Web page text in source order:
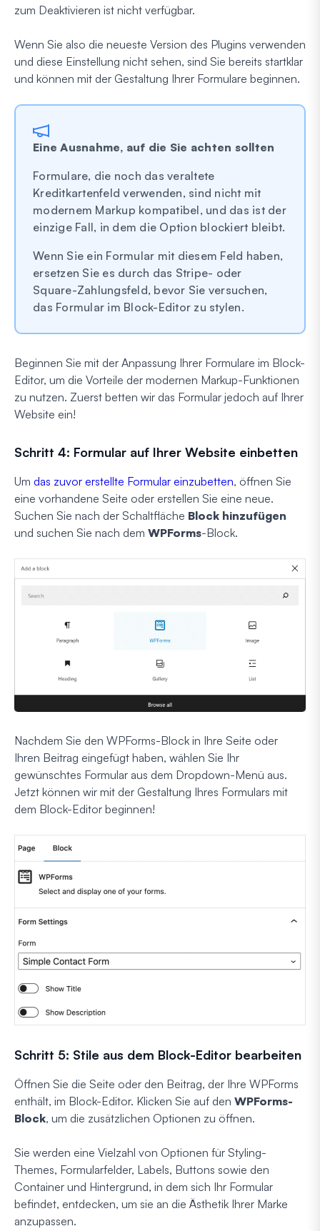
zum Deaktivieren ist nicht verfügbar.
Wenn Sie also die neueste Version des Plugins verwenden
und diese Einstellung nicht sehen, sind Sie bereits startklar
und können mit der Gestaltung Ihrer Formulare beginnen.
Eine Ausnahme, auf die Sie achten sollten
Formulare, die noch das veraltete
Kreditkartenfeld verwenden, sind nicht mit
modernem Markup kompatibel, und das ist der
einzige Fall, in dem die Option blockiert bleibt.
Wenn Sie ein Formular mit diesem Feld haben,
ersetzen Sie es durch das Stripe- oder
Square-Zahlungsfeld, bevor Sie versuchen,
das Formular im Block-Editor zu stylen.
Beginnen Sie mit der Anpassung Ihrer Formulare im Block-
Editor, um die Vorteile der modernen Markup-Funktionen
zu nutzen. Zuerst betten wir das Formular jedoch auf Ihrer
Website ein!
Schritt 4: Formular auf Ihrer Website einbetten
Um das zuvor erstellte Formular einzubetten, öffnen Sie
eine vorhandene Seite oder erstellen Sie eine neue.
Suchen Sie nach der Schaltfläche Block hinzufügen
und suchen Sie nach dem WPForms-Block.
Nachdem Sie den WPForms-Block in Ihre Seite oder
Ihren Beitrag eingefügt haben, wählen Sie Ihr
gewünschtes Formular aus dem Dropdown-Menü aus.
Jetzt können wir mit der Gestaltung Ihres Formulars mit
dem Block-Editor beginnen!
Schritt 5: Stile aus dem Block-Editor bearbeiten
Öffnen Sie die Seite oder den Beitrag, der Ihre WPForms
enthält, im Block-Editor. Klicken Sie auf den WPForms-
Block, um die zusätzlichen Optionen zu öffnen.
Sie werden eine Vielzahl von Optionen für Styling-
Themes, Formularfelder, Labels, Buttons sowie den
Container und Hintergrund, in dem sich Ihr Formular
befindet, entdecken, um sie an die Ästhetik Ihrer Marke
anzupassen.